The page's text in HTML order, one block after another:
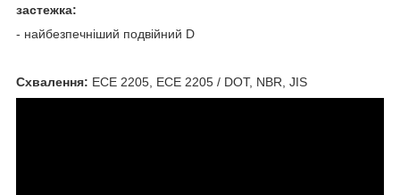
застежка:
- найбезпечніший подвійний D
Схвалення: ECE 2205, ECE 2205 / DOT, NBR, JIS